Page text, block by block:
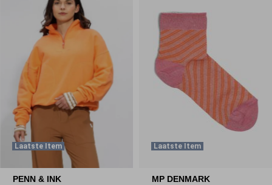
Laatste Item
PENN & INK
Laatste Item
MP DENMARK